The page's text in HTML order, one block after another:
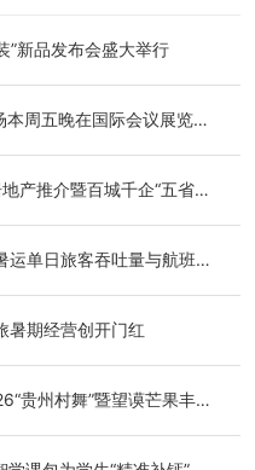
”新品发布会盛大举行
周五晚在国际会议展览中
产推介暨百城千企“五省
单日旅客吞吐量与航班起
暑期经营创开门红
贵州村舞”暨望谟芒果丰收